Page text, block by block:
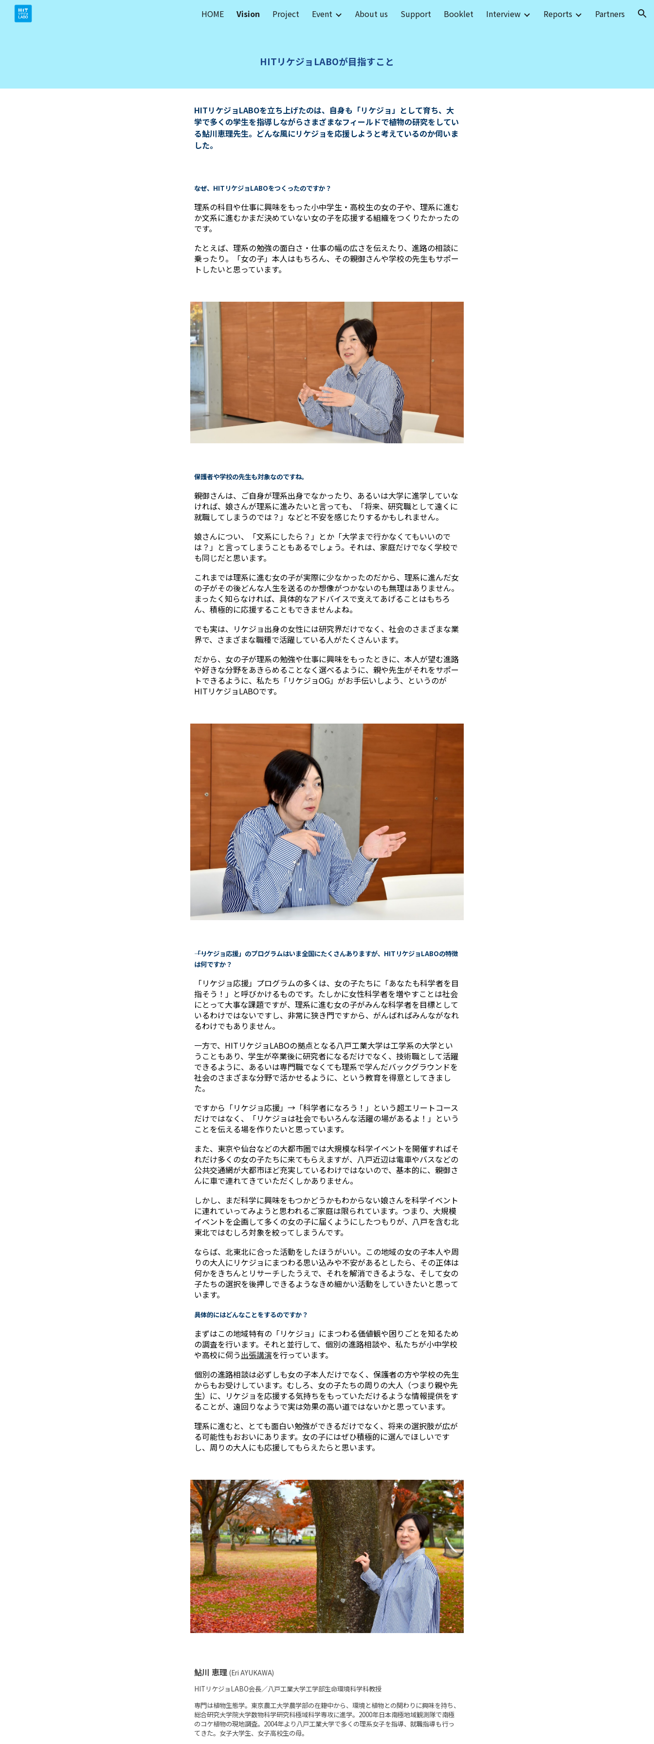
Skip to main content Skip to navigation
HOME Vision Project Event About us Support Booklet Interview Reports Partners
HITリケジョLABOが目指すこと
HITリケジョLABOを立ち上げたのは、自身も「リケジョ」として育ち、大
学で多くの学生を指導しながらさまざまなフィールドで植物の研究をしてい
る鮎川恵理先生。どんな風にリケジョを応援しようと考えているのか伺いま
した。
――なぜ、HITリケジョLABOをつくったのですか？
理系の科目や仕事に興味をもった小中学生・高校生の女の子や、理系に進む
か文系に進むかまだ決めていない女の子を応援する組織をつくりたかったの
です。
たとえば、理系の勉強の面白さ・仕事の幅の広さを伝えたり、進路の相談に
乗ったり。「女の子」本人はもちろん、その親御さんや学校の先生もサポー
トしたいと思っています。
――保護者や学校の先生も対象なのですね。
親御さんは、ご自身が理系出身でなかったり、あるいは大学に進学していな
ければ、娘さんが理系に進みたいと言っても、「将来、研究職として遠くに
就職してしまうのでは？」などと不安を感じたりするかもしれません。
娘さんについ、「文系にしたら？」とか「大学まで行かなくてもいいので
は？」と言ってしまうこともあるでしょう。それは、家庭だけでなく学校で
も同じだと思います。
これまでは理系に進む女の子が実際に少なかったのだから、理系に進んだ女
の子がその後どんな人生を送るのか想像がつかないのも無理はありません。
まったく知らなければ、具体的なアドバイスで支えてあげることはもちろ
ん、積極的に応援することもできませんよね。
でも実は、リケジョ出身の女性には研究界だけでなく、社会のさまざまな業
界で、さまざまな職種で活躍している人がたくさんいます。
だから、女の子が理系の勉強や仕事に興味をもったときに、本人が望む進路
や好きな分野をあきらめることなく選べるように、親や先生がそれをサポー
トできるように、私たち「リケジョOG」がお手伝いしよう、というのが
HITリケジョLABOです。
――「リケジョ応援」のプログラムはいま全国にたくさんありますが、HITリケジョLABOの特徴
は何ですか？
「リケジョ応援」プログラムの多くは、女の子たちに「あなたも科学者を目
指そう！」と呼びかけるものです。たしかに女性科学者を増やすことは社会
にとって大事な課題ですが、理系に進む女の子がみんな科学者を目標として
いるわけではないですし、非常に狭き門ですから、がんばればみんながなれ
るわけでもありません。
一方で、HITリケジョLABOの拠点となる八戸工業大学は工学系の大学とい
うこともあり、学生が卒業後に研究者になるだけでなく、技術職として活躍
できるように、あるいは専門職でなくても理系で学んだバックグラウンドを
社会のさまざまな分野で活かせるように、という教育を得意としてきまし
た。
ですから「リケジョ応援」→「科学者になろう！」という超エリートコース
だけではなく、「リケジョは社会でもいろんな活躍の場があるよ！」という
ことを伝える場を作りたいと思っています。
また、東京や仙台などの大都市圏では大規模な科学イベントを開催すればそ
れだけ多くの女の子たちに来てもらえますが、八戸近辺は電車やバスなどの
公共交通網が大都市ほど充実しているわけではないので、基本的に、親御さ
んに車で連れてきていただくしかありません。
しかし、まだ科学に興味をもつかどうかもわからない娘さんを科学イベント
に連れていってみようと思われるご家庭は限られています。つまり、大規模
イベントを企画して多くの女の子に届くようにしたつもりが、八戸を含む北
東北ではむしろ対象を絞ってしまうんです。
ならば、北東北に合った活動をしたほうがいい。この地域の女の子本人や周
りの大人にリケジョにまつわる思い込みや不安があるとしたら、その正体は
何かをきちんとリサーチしたうえで、それを解消できるような、そして女の
子たちの選択を後押しできるようなきめ細かい活動をしていきたいと思って
います。
――具体的にはどんなことをするのですか？
まずはこの地域特有の「リケジョ」にまつわる価値観や困りごとを知るため
の調査を行います。それと並行して、個別の進路相談や、私たちが小中学校
や高校に伺う出張講演を行っています。
個別の進路相談は必ずしも女の子本人だけでなく、保護者の方や学校の先生
からもお受けしています。むしろ、女の子たちの周りの大人（つまり親や先
生）に、リケジョを応援する気持ちをもっていただけるような情報提供をす
ることが、遠回りなようで実は効果の高い道ではないかと思っています。
理系に進むと、とても面白い勉強ができるだけでなく、将来の選択肢が広が
る可能性もおおいにあります。女の子にはぜひ積極的に選んでほしいです
し、周りの大人にも応援してもらえたらと思います。
鮎川 恵理 (Eri AYUKAWA)
HITリケジョLABO会長／八戸工業大学工学部生命環境科学科教授
専門は植物生態学。東京農工大学農学部の在籍中から、環境と植物との関わりに興味を持ち、
総合研究大学院大学数物科学研究科極域科学専攻に進学。2000年日本南極地域観測隊で南極
のコケ植物の現地調査。2004年より八戸工業大学で多くの理系女子を指導、就職指導も行っ
てきた。女子大学生、女子高校生の母。